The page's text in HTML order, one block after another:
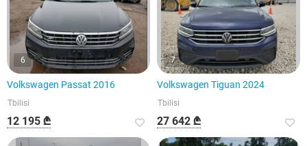
6
Volkswagen Passat 2016
Tbilisi
12 195 ₾
7
Volkswagen Tiguan 2024
Tbilisi
27 642 ₾